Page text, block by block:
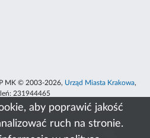
aby poprawić jakość
ruch na stronie.
MK © 2003-2026, Urząd Miasta Krakowa,
231944465